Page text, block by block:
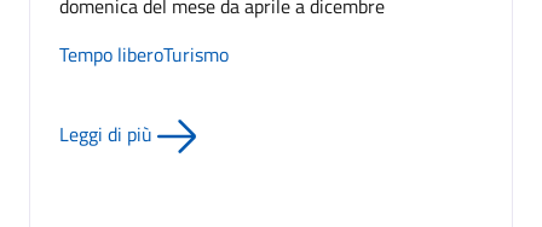
domenica del mese da aprile a dicembre
Tempo liberoTurismo
Leggi di più